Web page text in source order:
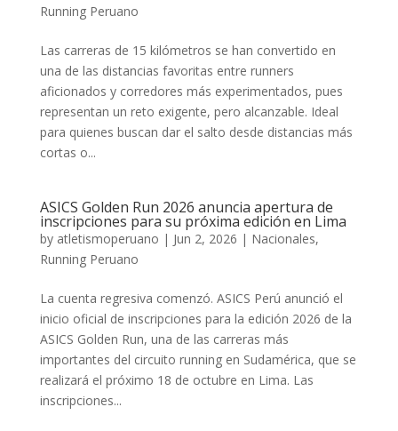
Running Peruano
Las carreras de 15 kilómetros se han convertido en
una de las distancias favoritas entre runners
aficionados y corredores más experimentados, pues
representan un reto exigente, pero alcanzable. Ideal
para quienes buscan dar el salto desde distancias más
cortas o...
ASICS Golden Run 2026 anuncia apertura de
inscripciones para su próxima edición en Lima
by atletismoperuano | Jun 2, 2026 | Nacionales,
Running Peruano
La cuenta regresiva comenzó. ASICS Perú anunció el
inicio oficial de inscripciones para la edición 2026 de la
ASICS Golden Run, una de las carreras más
importantes del circuito running en Sudamérica, que se
realizará el próximo 18 de octubre en Lima. Las
inscripciones...